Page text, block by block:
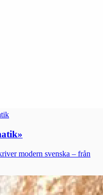
»
modern svenska – från